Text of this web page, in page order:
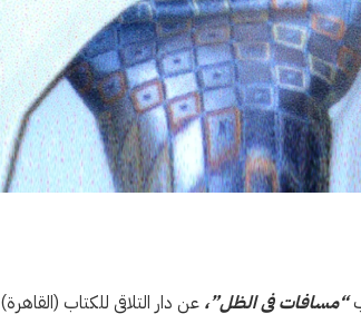
“مسافات في الظل”، عن دار التلاقي للكتاب (القاهرة) 2010. تُرجمت إلى الفرنسية تحت عنوان: